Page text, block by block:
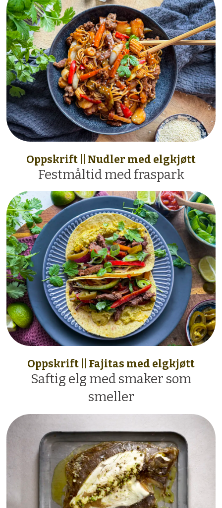
Oppskrift || Nudler med elgkjøtt
Festmåltid med fraspark
Oppskrift || Fajitas med elgkjøtt
Saftig elg med smaker som
smeller